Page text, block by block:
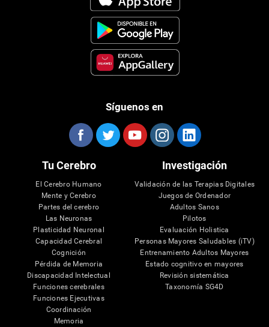
Síguenos en
Tu Cerebro
El Cerebro Humano
Mente y Cerebro
Partes del cerebro
Las Neuronas
Plasticidad Neuronal
Capacidad Cerebral
Cognición
Pérdida de Memoria
Discapacidad Intelectual
Funciones cerebrales
Funciones Ejecutivas
Coordinación
Memoria
Investigación
Validación de las Terapias Digitales
Juegos de Ordenador
Adultos Sanos
Pilotos
Evaluación Holistica
Personas Mayores Saludables (iTV)
Entrenamiento Adultos Mayores
Estado cognitivo en mayores
Revisión sistemática
Taxonomía SG4D